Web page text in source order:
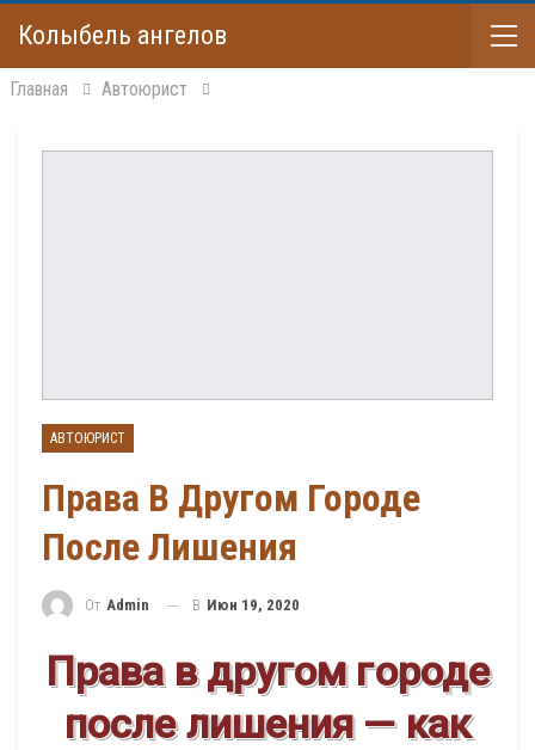
Колыбель ангелов
Главная Автоюрист
АВТОЮРИСТ
Права В Другом Городе
После Лишения
От Admin В Июн 19, 2020
Права в другом городе
после лишения — как